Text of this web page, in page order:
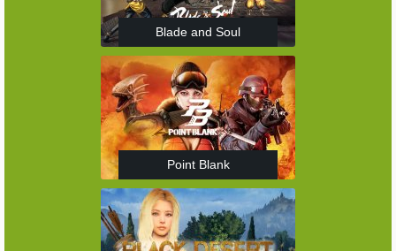
Blade and Soul
Point Blank